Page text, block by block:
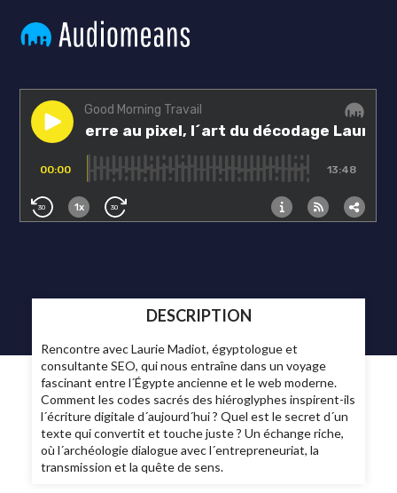
DESCRIPTION
Rencontre avec Laurie Madiot, égyptologue et
consultante SEO, qui nous entraîne dans un voyage
fascinant entre l´Égypte ancienne et le web moderne.
Comment les codes sacrés des hiéroglyphes inspirent-ils
l´écriture digitale d´aujourd´hui ? Quel est le secret d´un
texte qui convertit et touche juste ? Un échange riche,
où l´archéologie dialogue avec l´entrepreneuriat, la
transmission et la quête de sens.